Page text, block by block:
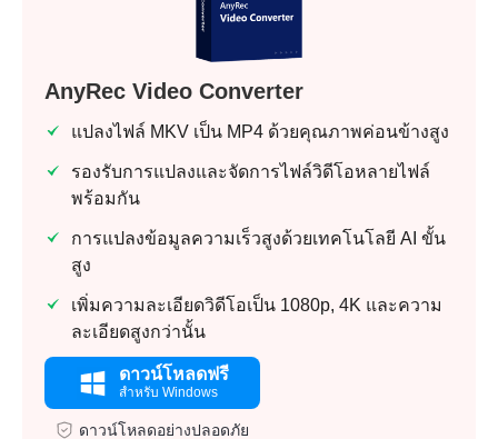
AnyRec Video Converter
แปลงไฟล์ MKV เป็น MP4 ด้วยคุณภาพค่อนข้างสูง
รองรับการแปลงและจัดการไฟล์วิดีโอหลายไฟล์
พร้อมกัน
การแปลงข้อมูลความเร็วสูงด้วยเทคโนโลยี AI ขั้น
สูง
เพิ่มความละเอียดวิดีโอเป็น 1080p, 4K และความ
ละเอียดสูงกว่านั้น
ดาวน์โหลดฟรี
สำหรับ Windows
ดาวน์โหลดอย่างปลอดภัย